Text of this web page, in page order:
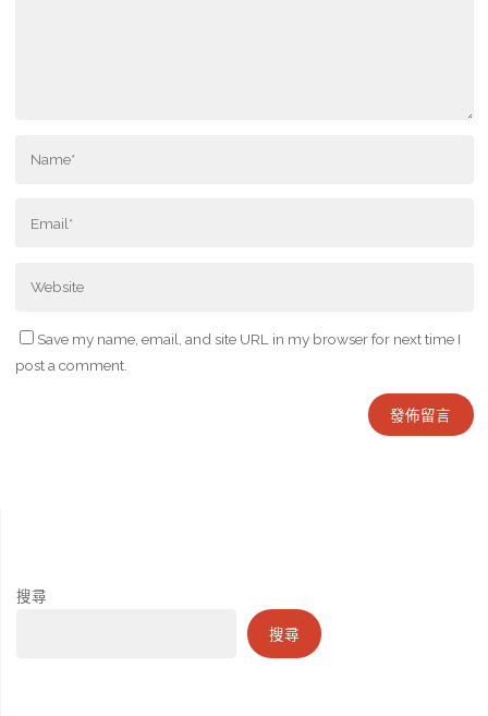
Save my name, email, and site URL in my browser for next time I
post a comment.
搜尋
搜尋